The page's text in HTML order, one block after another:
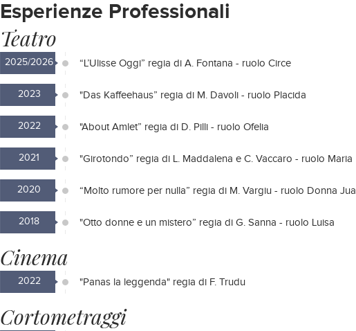
Esperienze Professionali
Teatro
2025/2026 “L’Ulisse Oggi” regia di A. Fontana - ruolo Circe
2023 "Das Kaffeehaus” regia di M. Davoli - ruolo Placida
2022 "About Amlet” regia di D. Pilli - ruolo Ofelia
2021 "Girotondo” regia di L. Maddalena e C. Vaccaro - ruolo Maria
2020 “Molto rumore per nulla” regia di M. Vargiu - ruolo Donna
2018 "Otto donne e un mistero” regia di G. Sanna - ruolo Luisa
Cinema
2022 "Panas la leggenda" regia di F. Trudu
Cortometraggi